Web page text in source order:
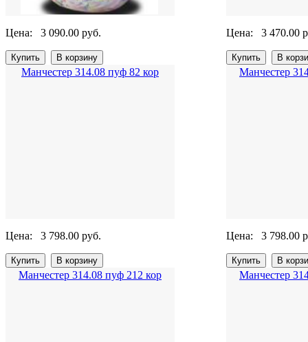
Цена: 3 090.00 руб. Цена: 3 470.00
Манчестер 314.08 пуф 82 кор
Цена: 3 798.00 руб.
Манчестер
Цена: 3 798.00
Манчестер 314.08 пуф 212 кор Манчестер